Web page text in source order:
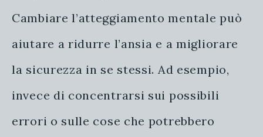
Cambiare l’atteggiamento mentale può
aiutare a ridurre l’ansia e a migliorare
la sicurezza in se stessi. Ad esempio,
invece di concentrarsi sui possibili
errori o sulle cose che potrebbero